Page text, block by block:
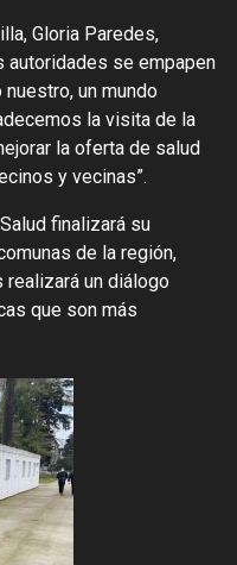
Gloria Paredes,
autoridades se empapen
un mundo
la visita de la
la oferta de salud
y vecinas”.
finalizará su
de la región,
realizará un diálogo
que son más